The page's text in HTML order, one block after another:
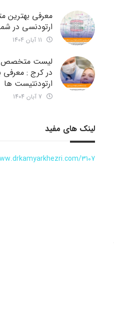
معرفی
ارتودنسی در
لیست متخصص
در کرج : معرفی
ارتودنتیست ها
لینک های مفید
3107/